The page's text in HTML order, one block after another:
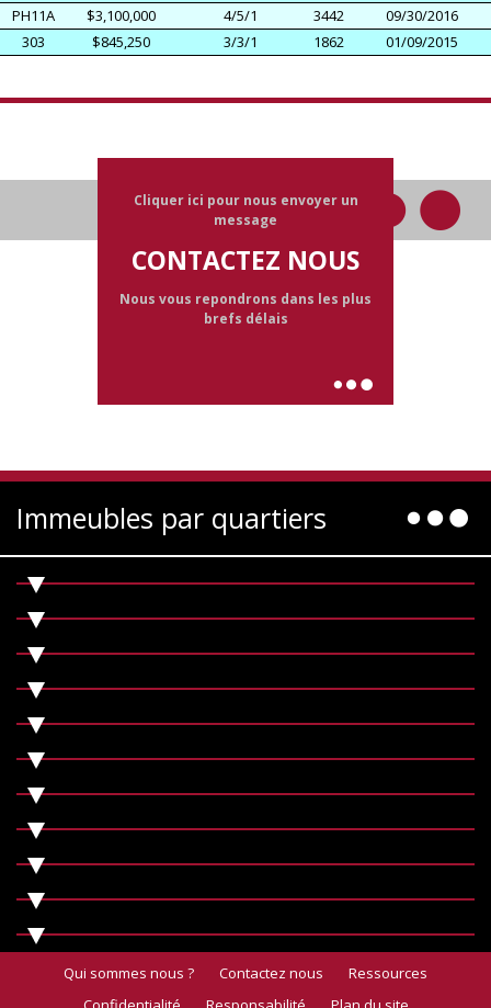
PH11A
$3,100,000 4/5/1 3442
09/30/2016
303
$845,250 3/3/1 1862 01/09/2015
Cliquer ici pour nous envoyer un
message
CONTACTEZ NOUS
Nous vous repondrons dans les plus
brefs délais
Immeubles par quartiers
Qui sommes nous ? Contactez nous
Ressources